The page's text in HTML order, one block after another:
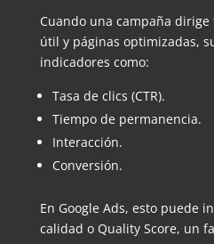
Cuando una campaña
útil y páginas optimizadas,
indicadores como:
Tasa de clics (CTR).
Tiempo de permanencia.
Interacción.
Conversión.
En Google Ads, esto puede
calidad o Quality Score, un